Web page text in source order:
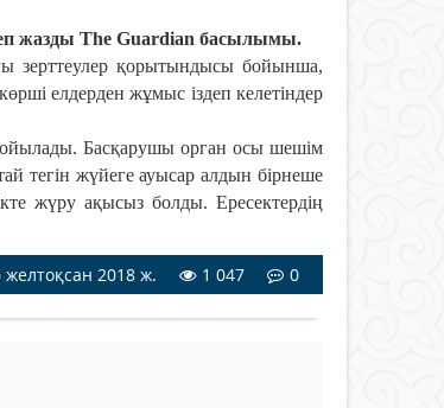
жазды The Guardian басылымы.
зерттеулер қорытындысы бойынша,
елдерден жұмыс іздеп келетіндер
Басқарушы орган осы шешім
тегін жүйеге ауысар алдын бірнеше
жүру ақысыз болды. Ересектердің
желтоқсан 2018 ж. 1 047 0